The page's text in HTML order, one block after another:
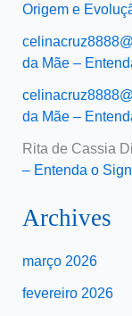
Origem e
da Mãe –
da Mãe –
Rita de Cassia
– Entenda o
Archives
março 2026
fevereiro 2026